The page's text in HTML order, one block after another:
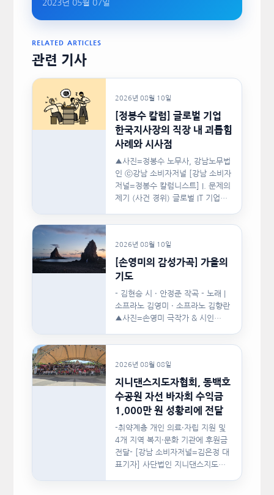
2023년 05월 07일
RELATED ARTICLES
관련 기사
2026년 08월 10일
[정봉수 칼럼] 글로벌 기업
한국지사장의 직장 내 괴롭힘
사례와 시사점
▲사진=정봉수 노무사, 강남노무법
인 ⓒ강남 소비자저널 [강남 소비자
저널=정봉수 칼럼니스트] I. 문제의
제기 (사건 경위) 글로벌 IT 기업의
2026년 08월 10일
[손영미의 감성가곡] 가을의
기도
- 김현승 시 · 안정준 작곡 - 노래 |
소프라노 김영미 · 소프라노 김향란
▲사진=손영미 극작가 & 시인…
2026년 08월 08일
지니댄스지도자협회, 동백호
수공원 자선 바자회 수익금
1,000만 원 성황리에 전달
-취약계층 개인 의료·자립 지원 및
4개 지역 복지·문화 기관에 후원금
전달- [강남 소비자저널=김은정 대
표기자] 사단법인 지니댄스지도자